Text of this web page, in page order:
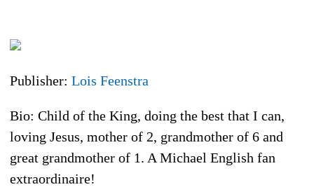
Publisher: Lois Feenstra
Bio: Child of the King, doing the best that I can,
loving Jesus, mother of 2, grandmother of 6 and
great grandmother of 1. A Michael English fan
extraordinaire!